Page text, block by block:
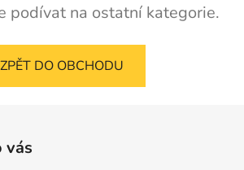
podívat na ostatní kategorie.
ZPĚT DO OBCHODU
vás